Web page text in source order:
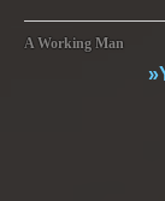
A Working Man